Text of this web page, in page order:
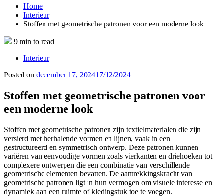
Home
Interieur
Stoffen met geometrische patronen voor een moderne look
9 min to read
Interieur
Posted on december 17, 202417/12/2024
Stoffen met geometrische patronen voor
een moderne look
Stoffen met geometrische patronen zijn textielmaterialen die zijn
versierd met herhalende vormen en lijnen, vaak in een
gestructureerd en symmetrisch ontwerp. Deze patronen kunnen
variëren van eenvoudige vormen zoals vierkanten en driehoeken tot
complexere ontwerpen die een combinatie van verschillende
geometrische elementen bevatten. De aantrekkingskracht van
geometrische patronen ligt in hun vermogen om visuele interesse en
dynamiek aan een ruimte of kledingstuk toe te voegen.